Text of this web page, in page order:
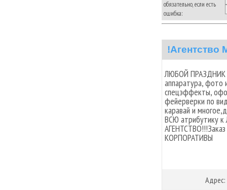
обязательно, если есть
ошибка:
!Агентство
ЛЮБОЙ ПРАЗДНИК
аппаратура, фото
спецэффекты,
фейерверки по
каравай и
ВСЮ атрибутику
КОРПОРАТИВЫ
Адрес: